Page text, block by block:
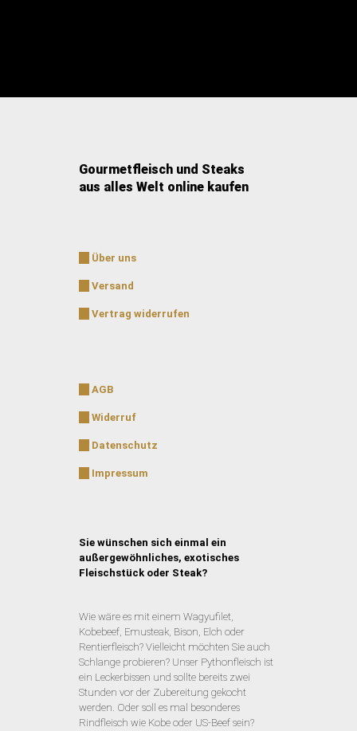
Gourmetfleisch und Steaks
aus alles Welt online kaufen
Über uns
Versand
Vertrag widerrufen
AGB
Widerruf
Datenschutz
Impressum
Sie wünschen sich einmal ein
außergewöhnliches, exotisches
Fleischstück oder Steak?
Wie wäre es mit einem Wagyufilet,
Kobebeef, Emusteak, Bison, Elch oder
Rentierfleisch? Vielleicht möchten Sie auch
Schlange probieren? Unser Pythonfleisch ist
ein Leckerbissen und sollte bereits zwei
Stunden vor der Zubereitung gekocht
werden. Oder soll es mal besonderes
Rindfleisch wie Kobe oder US-Beef sein?